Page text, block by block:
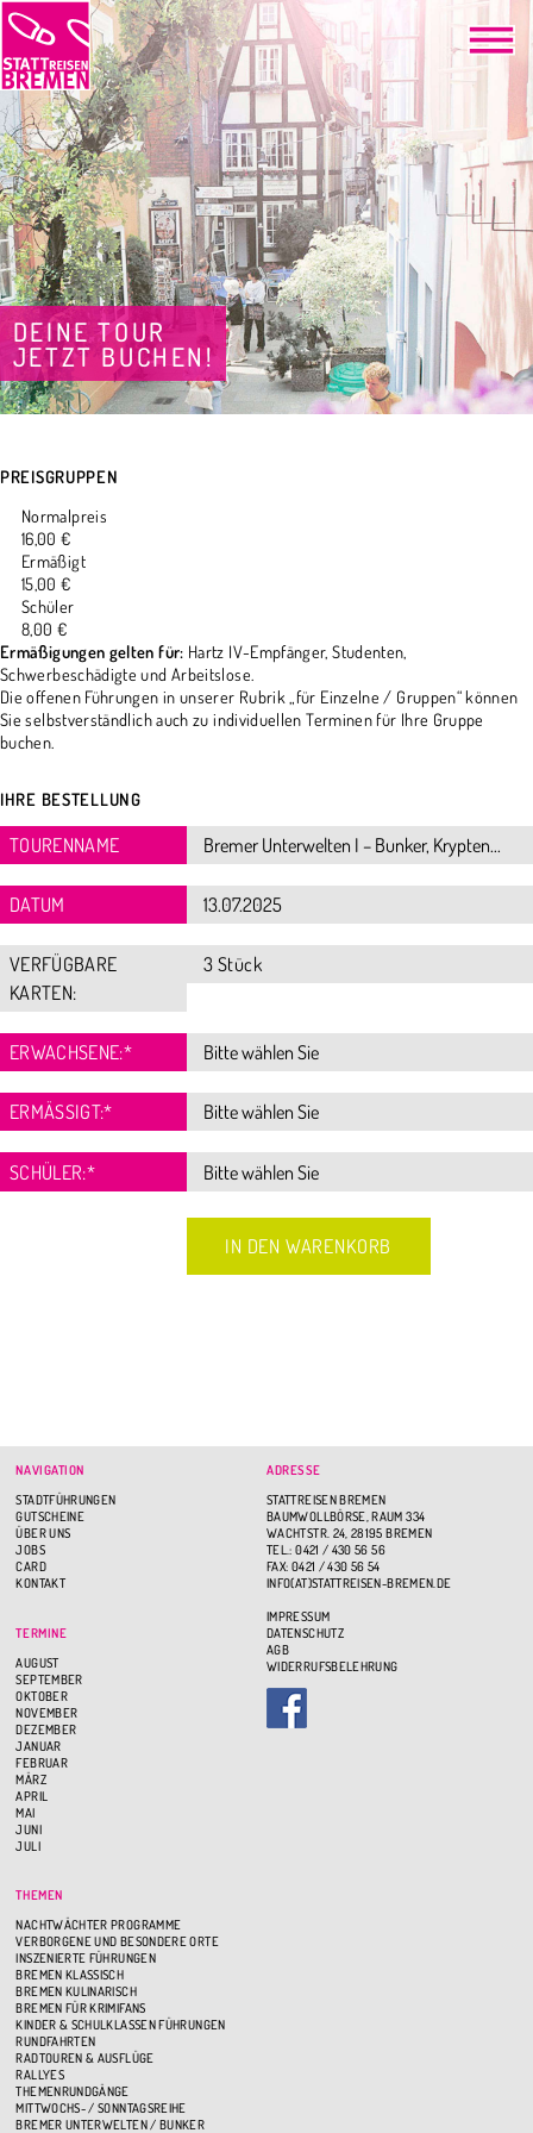
DEINE TOUR
JETZT BUCHEN!
PREISGRUPPEN
Normalpreis
16,00 €
Ermäßigt
15,00 €
Schüler
8,00 €
Ermäßigungen gelten für: Hartz IV-Empfänger, Studenten,
Schwerbeschädigte und Arbeitslose.
Die offenen Führungen in unserer Rubrik „für Einzelne / Gruppen“ können
Sie selbstverständlich auch zu individuellen Terminen für Ihre Gruppe
buchen.
IHRE BESTELLUNG
TOURENNAME
DATUM
VERFÜGBARE
KARTEN:
3 Stück
ERWACHSENE:*
ERMÄSSIGT:*
SCHÜLER:*
NAVIGATION
STADTFÜHRUNGEN
GUTSCHEINE
ÜBER UNS
JOBS
CARD
KONTAKT
TERMINE
AUGUST
SEPTEMBER
OKTOBER
NOVEMBER
DEZEMBER
JANUAR
FEBRUAR
MÄRZ
APRIL
MAI
JUNI
JULI
THEMEN
NACHTWÄCHTER PROGRAMME
VERBORGENE UND BESONDERE ORTE
INSZENIERTE FÜHRUNGEN
BREMEN KLASSISCH
BREMEN KULINARISCH
BREMEN FÜR KRIMIFANS
KINDER & SCHULKLASSEN FÜHRUNGEN
RUNDFAHRTEN
RADTOUREN & AUSFLÜGE
RALLYES
THEMENRUNDGÄNGE
MITTWOCHS- / SONNTAGSREIHE
BREMER UNTERWELTEN / BUNKER
ADRESSE
STATTREISEN BREMEN
BAUMWOLLBÖRSE, RAUM 334
WACHTSTR. 24, 28195 BREMEN
TEL.: 0421 / 430 56 56
FAX: 0421 / 430 56 54
INFO(AT)STATTREISEN-BREMEN.DE
IMPRESSUM
DATENSCHUTZ
AGB
WIDERRUFSBELEHRUNG